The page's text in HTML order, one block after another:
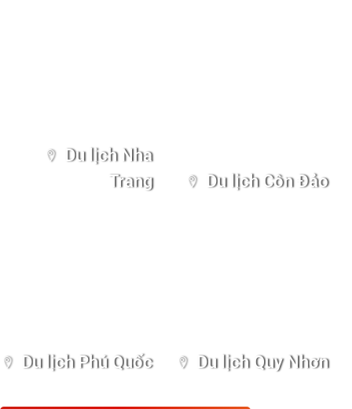
Du lịch Nha
Trang
Du lịch Côn Đảo
Du lịch Phú Quốc Du lịch Quy Nhơn